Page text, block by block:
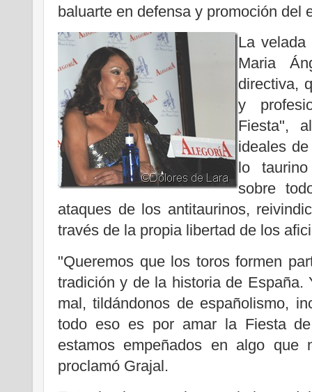
baluarte en defensa y promoción del
La velada
Maria
directiva,
y
Fiesta",
ideales
lo
sobre
ataques de los antitaurinos,
través de la propia libertad de los
"Queremos que los toros formen
tradición y de la historia de España.
mal, tildándonos de españolismo,
todo eso es por amar la Fiesta
estamos empeñados en algo
proclamó Grajal.